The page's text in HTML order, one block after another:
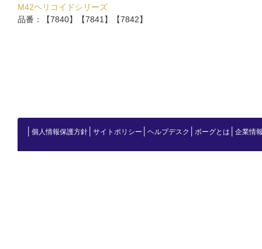
M42ヘリコイドシリーズ
品番：【7840】【7841】【7842】
個人情報保護方針 サイトポリシー ヘルプデスク ボーグとは 企業情